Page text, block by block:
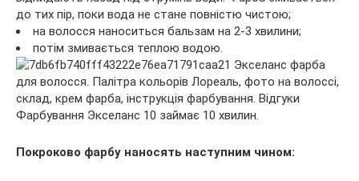
до тих пір, поки вода не стане повністю чистою;
на волосся наноситься бальзам на 2-3 хвилини;
потім змивається теплою водою.
Фарбування Экселанс 10 займає 10 хвилин.
Покроково фарбу наносять наступним чином: